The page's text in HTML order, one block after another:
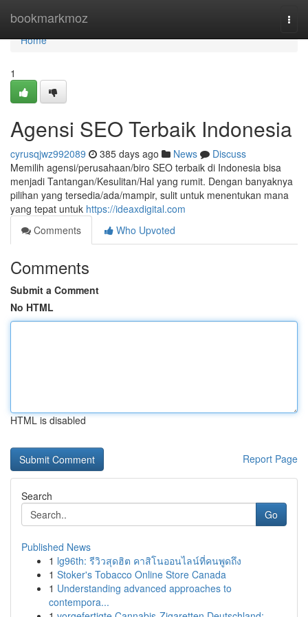
bookmarkmoz
Home
Home
1
Agensi SEO Terbaik Indonesia
cyrusqjwz992089 385 days ago News
Discuss
Memilih agensi/perusahaan/biro SEO terbaik di Indonesia bisa
menjadi Tantangan/Kesulitan/Hal yang rumit. Dengan banyaknya
pilihan yang tersedia/ada/mampir, sulit untuk menentukan mana
yang tepat untuk https://ideaxdigital.com
Comments
Who Upvoted
Comments
Submit a Comment
No HTML
HTML is disabled
Report Page
Search
Go
Published News
1 lg96th: รีวิวสุดฮิต คาสิโนออนไลน์ที่คนพูดถึง
1 Stoker's Tobacco Online Store Canada
1 Understanding advanced approaches to
contempora...